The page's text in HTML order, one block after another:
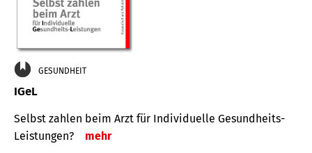
GESUNDHEIT
IGeL
Selbst zahlen beim Arzt für Indi­vidu­elle Gesund­heits-
Leis­tungen?
mehr